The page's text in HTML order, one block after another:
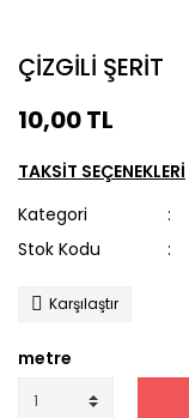
ÇİZGİLİ ŞERİT
10,00 TL
TAKSİT SEÇENEKLERİ
Kategori
Stok Kodu
Karşılaştır
metre